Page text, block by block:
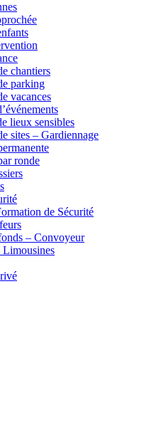
chantiers
parking
vacances
lieux sensibles
sites – Gardiennage
ronde
de Sécurité
– Convoyeur